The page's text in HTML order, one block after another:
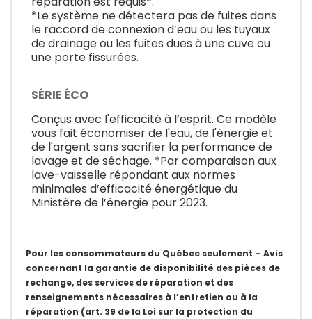
*Le système ne détectera pas de fuites dans
le raccord de connexion d’eau ou les tuyaux
de drainage ou les fuites dues à une cuve ou
une porte fissurées.
SÉRIE ÉCO
Conçus avec l'efficacité à l’esprit. Ce modèle
vous fait économiser de l'eau, de l'énergie et
de l'argent sans sacrifier la performance de
lavage et de séchage. *Par comparaison aux
lave-vaisselle répondant aux normes
minimales d’efficacité énergétique du
Ministère de l’énergie pour 2023.
Pour les consommateurs du Québec seulement – Avis
concernant la garantie de disponibilité des pièces de
rechange, des services de réparation et des
renseignements nécessaires à l’entretien ou à la
réparation (art. 39 de la Loi sur la protection du